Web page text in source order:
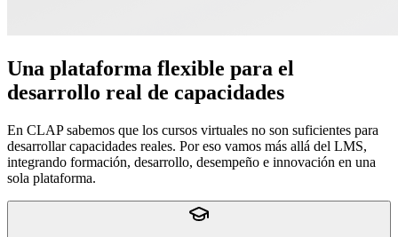
Una plataforma flexible para el
desarrollo real de capacidades
En CLAP sabemos que los cursos virtuales no son suficientes para
desarrollar capacidades reales. Por eso vamos más allá del LMS,
integrando formación, desarrollo, desempeño e innovación en una
sola plataforma.